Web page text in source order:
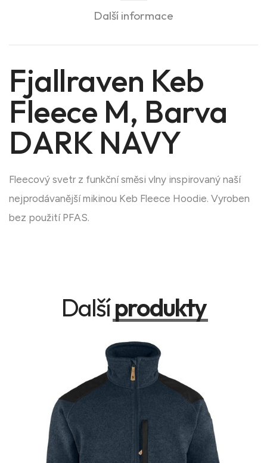
Další informace
Fjallraven Keb
Fleece M, Barva
DARK NAVY
Fleecový svetr z funkční směsi vlny inspirovaný naší
nejprodávanější mikinou Keb Fleece Hoodie. Vyroben
bez použití PFAS.
Dalšíprodukty